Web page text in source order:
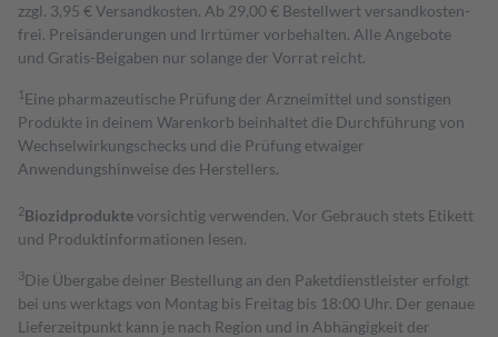
zzgl. 3,95 € Versandkosten. Ab 29,00 € Bestell­wert versand­kosten­
frei. Preisänderungen und Irrtümer vorbehalten. Alle Angebote
und Gratis-Beigaben nur solange der Vorrat reicht.
1 Eine pharmazeutische Prüfung der Arzneimittel und sonstigen
Produkte in deinem Warenkorb beinhaltet die Durchführung von
Wechselwirkungschecks und die Prüfung etwaiger
Anwendungshinweise des Herstellers.
2Biozidproduktevorsichtig verwenden. Vor Gebrauch stets Etikett
und Produktinformationen lesen.
3Die Übergabe deiner Bestellung an den Paketdienstleister erfolgt
bei uns werktags von Montag bis Freitag bis 18:00 Uhr. Der genaue
Lieferzeitpunkt kann je nach Region und in Abhängigkeit der